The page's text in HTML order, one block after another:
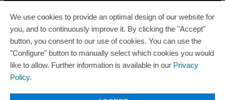
欧瑞飞已五次荣获“最佳管理企业奖”，因此获得
We use cookies to provide an optimal design of our website for
you, and to continuously improve it. By clicking the "Accept"
button, you consent to our use of cookies. You can use the
"Configure" button to manually select which cookies you would
like to allow. Further information is available in our Privacy
Policy.